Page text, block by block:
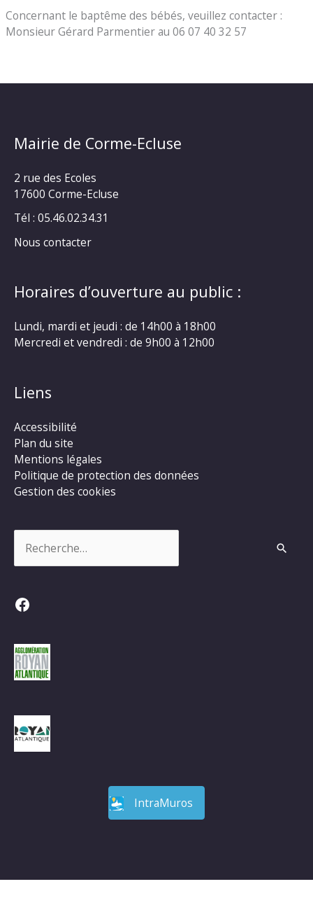
Concernant le baptême des bébés, veuillez contacter :
Monsieur Gérard Parmentier au 06 07 40 32 57
Mairie de Corme-Ecluse
2 rue des Ecoles
17600 Corme-Ecluse
Tél : 05.46.02.34.31
Nous contacter
Horaires d’ouverture au public :
Lundi, mardi et jeudi : de 14h00 à 18h00
Mercredi et vendredi : de 9h00 à 12h00
Liens
Accessibilité
Plan du site
Mentions légales
Politique de protection des données
Gestion des cookies
Facebook
IntraMuros